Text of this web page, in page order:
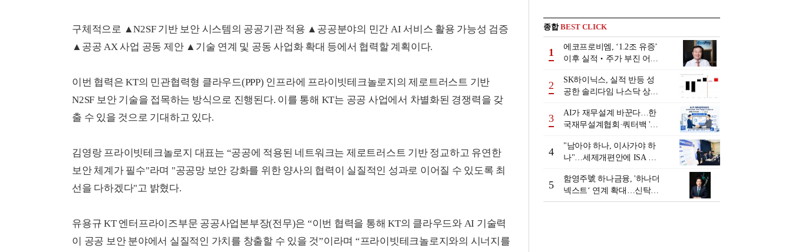
구체적으로 ▲N2SF 기반 보안 시스템의 공공기관 적용 ▲공공분야의 민간 AI 서비스 활용 가능성 검증
▲공공 AX 사업 공동 제안 ▲기술 연계 및 공동 사업화 확대 등에서 협력할 계획이다.
이번 협력은 KT의 민관협력형 클라우드(PPP) 인프라에 프라이빗테크놀로지의 제로트러스트 기반
N2SF 보안 기술을 접목하는 방식으로 진행된다. 이를 통해 KT는 공공 사업에서 차별화된 경쟁력을 갖
출 수 있을 것으로 기대하고 있다.
김영랑 프라이빗테크놀로지 대표는 “공공에 적용된 네트워크는 제로트러스트 기반 정교하고 유연한
보안 체계가 필수"라며 "공공망 보안 강화를 위한 양사의 협력이 실질적인 성과로 이어질 수 있도록 최
선을 다하겠다"고 밝혔다.
유용규 KT 엔터프라이즈부문 공공사업본부장(전무)은 “이번 협력을 통해 KT의 클라우드와AI 기술력
이 공공 보안 분야에서 실질적인 가치를 창출할 수 있을 것”이라며 “프라이빗테크놀로지와의 시너지를
종합BEST CLICK
1
에코프로비엠, ‘1.2조 유증’
이후 실적‧주가 부진 어쩌
2
SK하이닉스, 실적 반등 성
공한 솔리다임 나스닥 상장
3
AI가 재무설계 바꾼다…한
국재무설계협회·쿼터백 '베
4
"남아야 하나, 이사가야 하
나"…세제개편안에 ISA 투
5
함영주號 하나금융, '하나더
넥스트‘ 연계 확대…신탁수
수료 2배 증가 효과 [금융 시